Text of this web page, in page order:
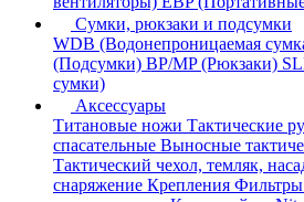
Сумки, рюкзаки и подсумки
WDB (Водонепроницаемая
(Подсумки) BP/MP (Рюкзаки)
сумки)
Аксессуары
Титановые ножи Тактические
спасательные Выносные
Тактический чехол, темляк,
снаряжение Крепления